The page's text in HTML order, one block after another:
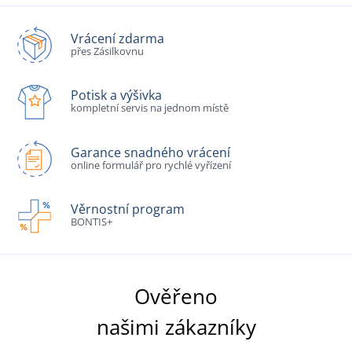
Vrácení zdarma
přes Zásilkovnu
Potisk a výšivka
kompletní servis na jednom místě
Garance snadného vrácení
online formulář pro rychlé vyřízení
Věrnostní program
BONTIS+
Ověřeno
našimi zákazníky